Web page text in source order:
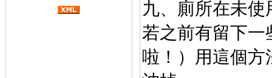
九、廁所在未
若之前有留下一
啦！）用這個方